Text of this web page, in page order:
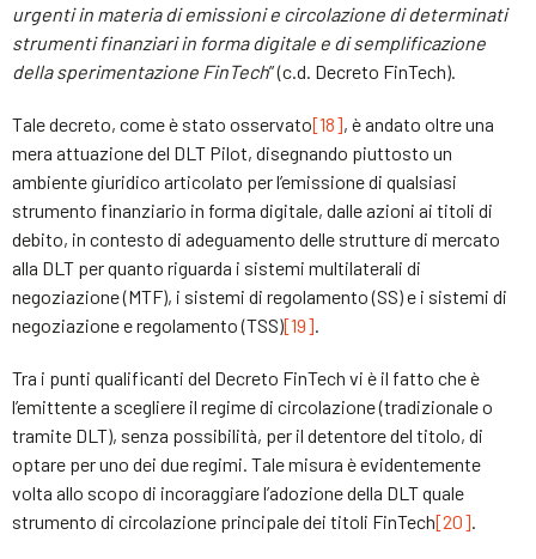
urgenti in materia di emissioni e circolazione di determinati
strumenti finanziari in forma digitale e di semplificazione
della sperimentazione FinTech” (c.d. Decreto FinTech).
Tale decreto, come è stato osservato[18], è andato oltre una
mera attuazione del DLT Pilot, disegnando piuttosto un
ambiente giuridico articolato per l’emissione di qualsiasi
strumento finanziario in forma digitale, dalle azioni ai titoli di
debito, in contesto di adeguamento delle strutture di mercato
alla DLT per quanto riguarda i sistemi multilaterali di
negoziazione (MTF), i sistemi di regolamento (SS) e i sistemi di
negoziazione e regolamento (TSS)[19].
Tra i punti qualificanti del Decreto FinTech vi è il fatto che è
l’emittente a scegliere il regime di circolazione (tradizionale o
tramite DLT), senza possibilità, per il detentore del titolo, di
optare per uno dei due regimi. Tale misura è evidentemente
volta allo scopo di incoraggiare l’adozione della DLT quale
strumento di circolazione principale dei titoli FinTech[20].